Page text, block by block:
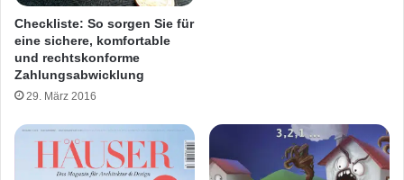
Checkliste: So sorgen Sie für
eine sichere, komfortable
und rechtskonforme
Zahlungsabwicklung
29. März 2016